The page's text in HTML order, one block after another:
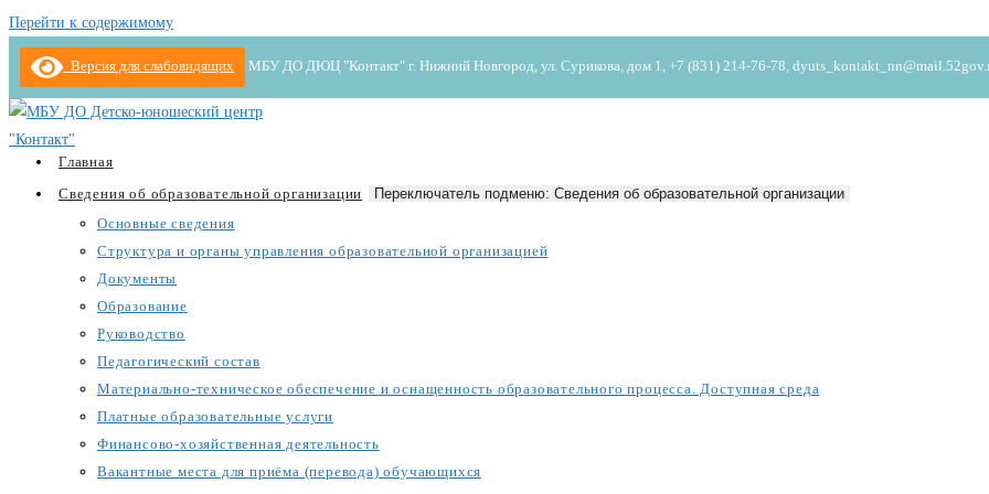
Перейти к содержимому
Версия для слабовидящих МБУ ДО ДЮЦ "Контакт" г. Нижний Новгород, ул. Сурикова, дом 1, +7 (831) 214-76-78,
Главная
Сведения об образовательной организации
Переключатель подменю: Сведения об образовательной организации
Основные сведения
Структура и органы управления образовательной организацией
Документы
Образование
Руководство
Педагогический состав
Материально-техническое обеспечение и оснащенность образовательного процесса. Доступная среда
Платные образовательные услуги
Финансово-хозяйственная деятельность
Вакантные места для приёма (перевода) обучающихся